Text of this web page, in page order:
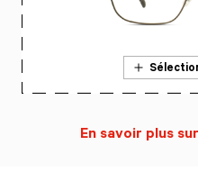
En savoir plus